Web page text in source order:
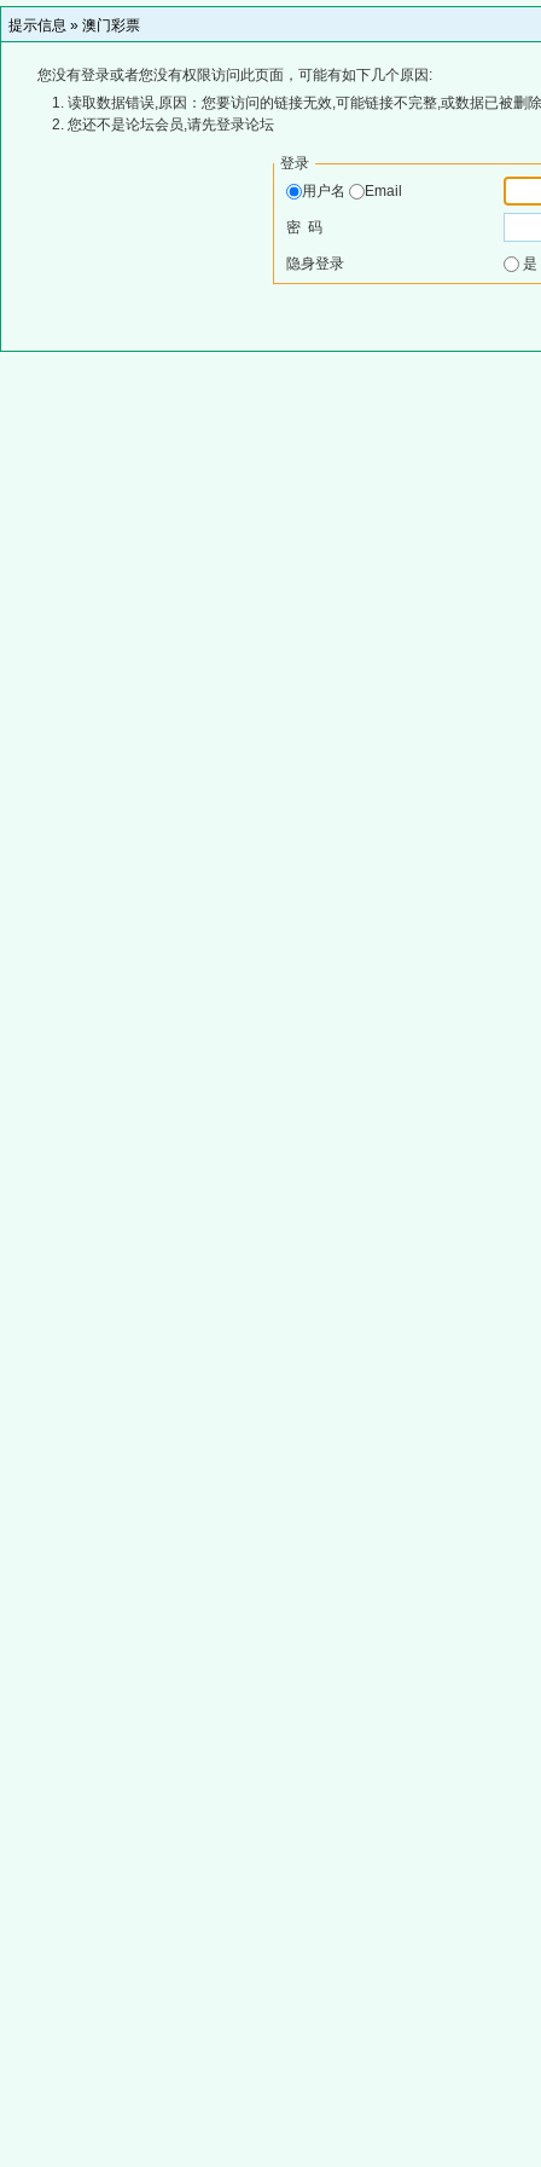
提示信息 » 澳门彩票
您没有登录或者您没有权限访问此页面，可能有如下几个原因:
读取数据错误,原因：您要访问的链接无效,可能链接不完整,或数据已被删
您还不是论坛会员,请先登录论坛
登录
用户名
Email
密 码
隐身登录